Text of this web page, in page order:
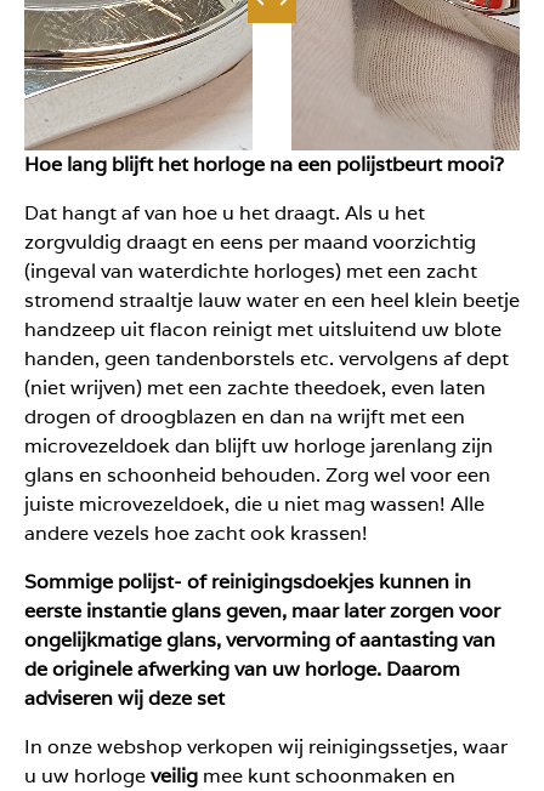
Hoe lang blijft het horloge na een polijstbeurt mooi?
Dat hangt af van hoe u het draagt. Als u het
zorgvuldig draagt en eens per maand voorzichtig
(ingeval van waterdichte horloges) met een zacht
stromend straaltje lauw water en een heel klein beetje
handzeep uit flacon reinigt met uitsluitend uw blote
handen, geen tandenborstels etc. vervolgens af dept
(niet wrijven) met een zachte theedoek, even laten
drogen of droogblazen en dan na wrijft met een
microvezeldoek dan blijft uw horloge jarenlang zijn
glans en schoonheid behouden. Zorg wel voor een
juiste microvezeldoek, die u niet mag wassen! Alle
andere vezels hoe zacht ook krassen!
Sommige polijst- of reinigingsdoekjes kunnen in
eerste instantie glans geven, maar later zorgen voor
ongelijkmatige glans, vervorming of aantasting van
de originele afwerking van uw horloge. Daarom
adviseren wij deze set
In onze webshop verkopen wij reinigingssetjes, waar
u uw horlogeveilig mee kunt schoonmaken en